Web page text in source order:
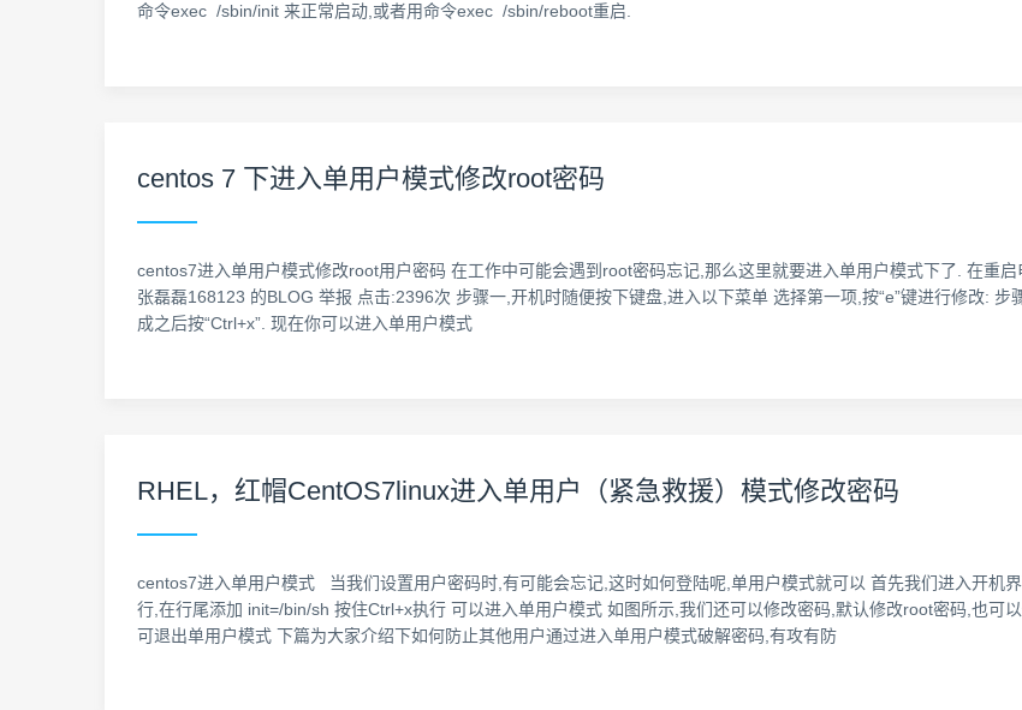
命令exec /sbin/init 来正常启动,或者用命令exec /sbin/reboot重启.
centos 7 下进入单用户模式修改root密码
centos7进入单用户模式修改root用户密码 在工作中可能会遇到root密码忘记,那么这里就要进入单用户模式下了. 在重
张磊磊168123 的BLOG 举报 点击:2396次 步骤一,开机时随便按下键盘,进入以下菜单 选择第一项,按“e”键进行修改: 步
成之后按“Ctrl+x”. 现在你可以进入单用户模式
RHEL，红帽CentOS7linux进入单用户（紧急救援）模式修改密码
centos7进入单用户模式 当我们设置用户密码时,有可能会忘记,这时如何登陆呢,单用户模式就可以 首先我们进入开机
行,在行尾添加 init=/bin/sh 按住Ctrl+x执行 可以进入单用户模式 如图所示,我们还可以修改密码,默认修改root密码,也
可退出单用户模式 下篇为大家介绍下如何防止其他用户通过进入单用户模式破解密码,有攻有防